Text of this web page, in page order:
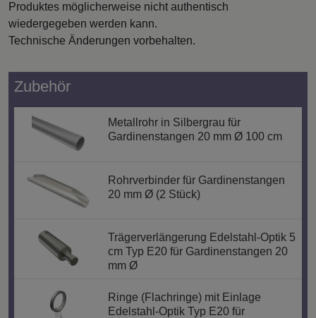
Produktes möglicherweise nicht authentisch
wiedergegeben werden kann.
Technische Änderungen vorbehalten.
Zubehör
Metallrohr in Silbergrau für
Gardinenstangen 20 mm Ø 100 cm
Rohrverbinder für Gardinenstangen
20 mm Ø (2 Stück)
Trägerverlängerung Edelstahl-Optik 5
cm Typ E20 für Gardinenstangen 20
mm Ø
Ringe (Flachringe) mit Einlage
Edelstahl-Optik Typ E20 für